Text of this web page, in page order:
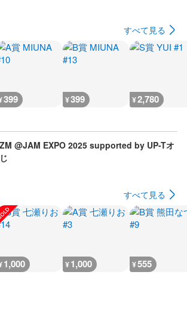
すべて見る
399 ¥399 ¥2,780
@JAM EXPO 2025 supported by UP-Tオ
すべて見る
1,000 ¥1,000 ¥555